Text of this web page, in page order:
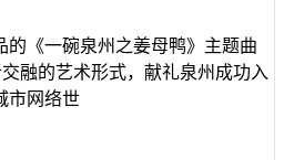
的《一碗泉州之姜母鸭》主题曲
融的艺术形式，献礼泉州成功入
市网络世